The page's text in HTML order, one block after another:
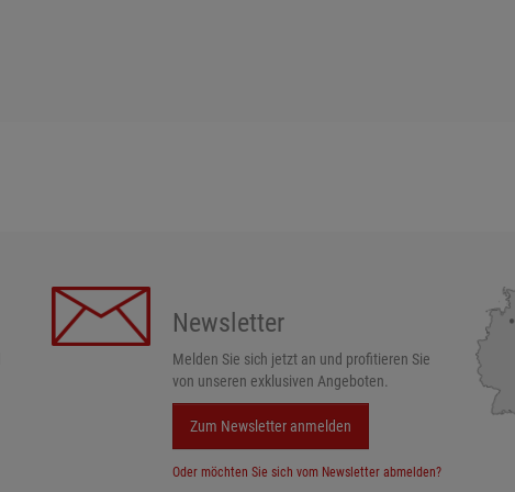
Newsletter
Melden Sie sich jetzt an und profitieren Sie
von unseren exklusiven Angeboten.
Zum Newsletter anmelden
Oder möchten Sie sich vom Newsletter abmelden?